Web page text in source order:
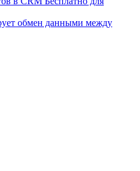
обмен данными между